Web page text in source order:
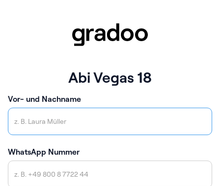
Abi Vegas 18
Vor- und Nachname
WhatsApp Nummer